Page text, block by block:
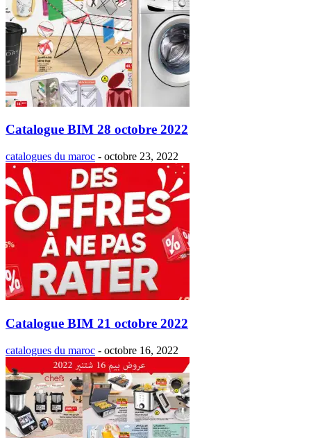
Catalogue BIM 28 octobre 2022
catalogues du maroc - octobre 23, 2022
Catalogue BIM 21 octobre 2022
catalogues du maroc - octobre 16, 2022